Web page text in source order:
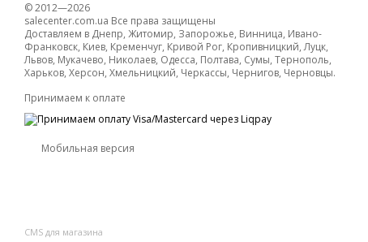
© 2012—2026
salecenter.com.ua Все права защищены
Доставляем в Днепр, Житомир, Запорожье, Винница, Ивано-
Франковск, Киев, Кременчуг, Кривой Рог, Кропивницкий, Луцк,
Львов, Мукачево, Николаев, Одесса, Полтава, Сумы, Тернополь,
Харьков, Херсон, Хмельницкий, Черкассы, Чернигов, Черновцы.
Принимаем к оплате
Мобильная версия
CMS для магазина